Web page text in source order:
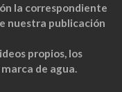
la correspondiente
nuestra publicación
propios, los
de agua.